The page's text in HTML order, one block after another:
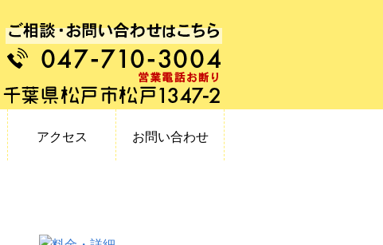
アクセス お問い合わせ